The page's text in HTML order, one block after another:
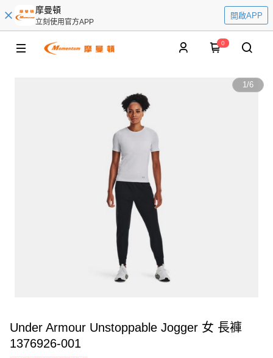
摩曼頓
立刻使用官方APP
開啟APP
0
1/6
Under Armour Unstoppable Jogger 女 長褲
1376926-001